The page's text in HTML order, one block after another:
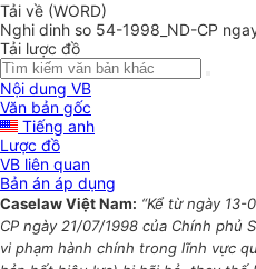
Tải về (WORD)
Nghi dinh so 54-1998_ND-CP
Tải lược đồ
Nội dung VB
Văn bản gốc
Tiếng anh
Lược đồ
VB liên quan
Bản án áp dụng
Caselaw Việt Nam: “Kể từ ngày
CP ngày 21/07/1998 của Chính phủ
vi phạm hành chính trong lĩnh vực